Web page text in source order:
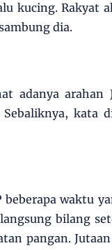
kucing. Rakyat
dia.
adanya arahan
kata
beberapa waktu
bilang
pangan.